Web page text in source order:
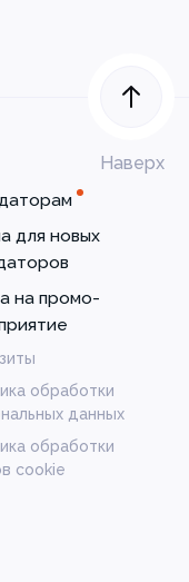
Наверх
для новых
на промо-
обработки
данных
обработки
cookie